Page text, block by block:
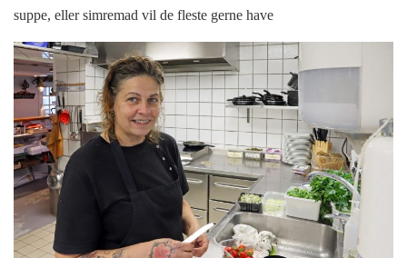
suppe, eller simremad vil de fleste gerne have